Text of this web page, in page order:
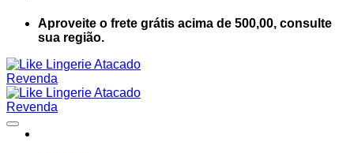
Aproveite o frete grátis acima de 500,00, consulte
sua região.